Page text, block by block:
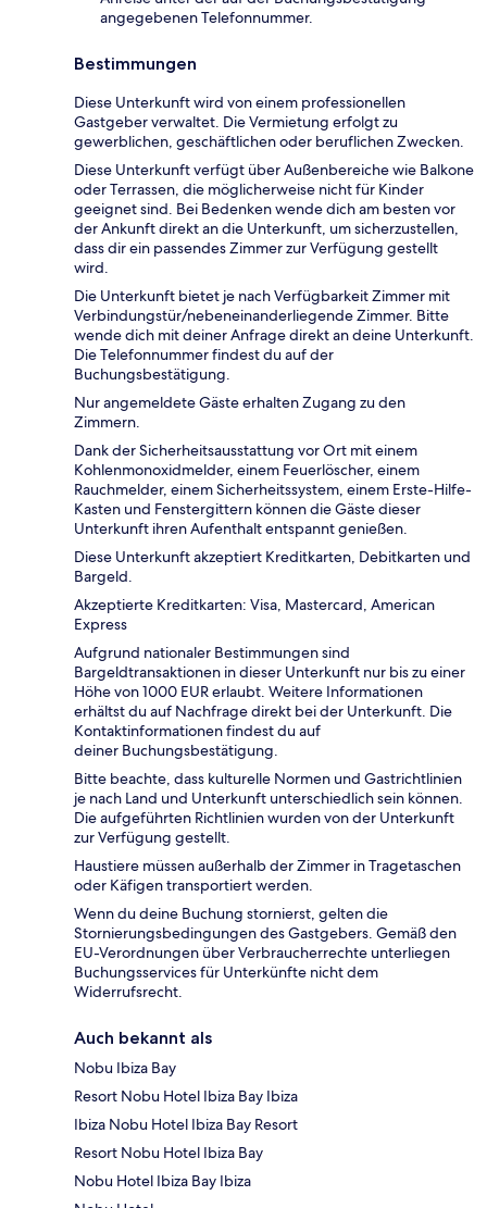
angegebenen Telefonnummer.
Bestimmungen
Diese Unterkunft wird von einem professionellen
Gastgeber verwaltet. Die Vermietung erfolgt zu
gewerblichen, geschäftlichen oder beruflichen Zwecken.
Diese Unterkunft verfügt über Außenbereiche wie Balkone
oder Terrassen, die möglicherweise nicht für Kinder
geeignet sind. Bei Bedenken wende dich am besten vor
der Ankunft direkt an die Unterkunft, um sicherzustellen,
dass dir ein passendes Zimmer zur Verfügung gestellt
wird.
Die Unterkunft bietet je nach Verfügbarkeit Zimmer mit
Verbindungstür/nebeneinanderliegende Zimmer. Bitte
wende dich mit deiner Anfrage direkt an deine Unterkunft.
Die Telefonnummer findest du auf der
Buchungsbestätigung.
Nur angemeldete Gäste erhalten Zugang zu den
Zimmern.
Dank der Sicherheitsausstattung vor Ort mit einem
Kohlenmonoxidmelder, einem Feuerlöscher, einem
Rauchmelder, einem Sicherheitssystem, einem Erste-Hilfe-
Kasten und Fenstergittern können die Gäste dieser
Unterkunft ihren Aufenthalt entspannt genießen.
Diese Unterkunft akzeptiert Kreditkarten, Debitkarten und
Bargeld.
Akzeptierte Kreditkarten: Visa, Mastercard, American
Express
Aufgrund nationaler Bestimmungen sind
Bargeldtransaktionen in dieser Unterkunft nur bis zu einer
Höhe von 1000 EUR erlaubt. Weitere Informationen
erhältst du auf Nachfrage direkt bei der Unterkunft. Die
Kontaktinformationen findest du auf
deiner Buchungsbestätigung.
Bitte beachte, dass kulturelle Normen und Gastrichtlinien
je nach Land und Unterkunft unterschiedlich sein können.
Die aufgeführten Richtlinien wurden von der Unterkunft
zur Verfügung gestellt.
Haustiere müssen außerhalb der Zimmer in Tragetaschen
oder Käfigen transportiert werden.
Wenn du deine Buchung stornierst, gelten die
Stornierungsbedingungen des Gastgebers. Gemäß den
EU-Verordnungen über Verbraucherrechte unterliegen
Buchungsservices für Unterkünfte nicht dem
Widerrufsrecht.
Auch bekannt als
Nobu Ibiza Bay
Resort Nobu Hotel Ibiza Bay Ibiza
Ibiza Nobu Hotel Ibiza Bay Resort
Resort Nobu Hotel Ibiza Bay
Nobu Hotel Ibiza Bay Ibiza